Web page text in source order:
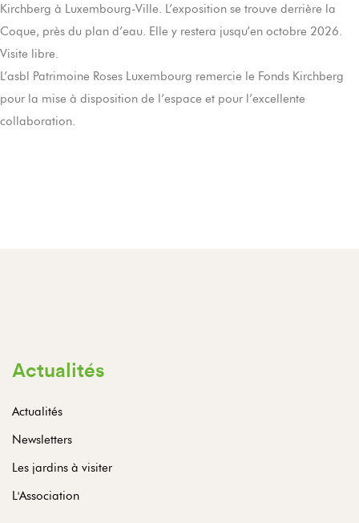
Kirchberg à Luxembourg-Ville. L’exposition se trouve derrière la
Coque, près du plan d’eau. Elle y restera jusqu’en octobre 2026.
Visite libre.
L’asbl Patrimoine Roses Luxembourg remercie le Fonds Kirchberg
pour la mise à disposition de l’espace et pour l’excellente
collaboration.
Actualités
Actualités
Newsletters
Les jardins à visiter
L'Association